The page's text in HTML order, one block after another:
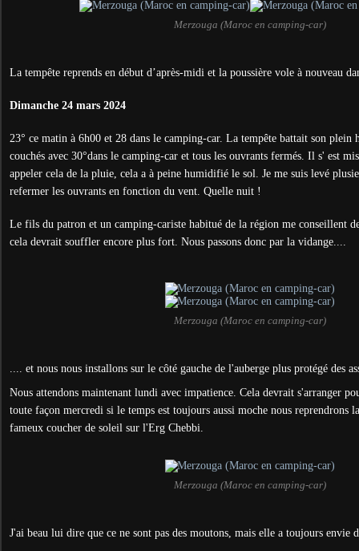
Merzouga (Maroc en camping-car)
La tempête reprends en début d’après-midi et la poussière vole à nouveau
Dimanche 24 mars 2024
23° ce matin à 6h00 et 28 dans le camping-car. La tempête battait son plein
couchés avec 30°dans le camping-car et tous les ouvrants fermés. Il s' est
appeler cela de la pluie, cela a à peine humidifié le sol. Je me suis levé
refermer les ouvrants en fonction du vent. Quelle nuit !
Le fils du patron et un camping-cariste habitué de la région me conseillent
cela devrait souffler encore plus fort. Nous passons donc par la vidange....
Merzouga (Maroc en camping-car)
.... et nous nous installons sur le côté gauche de l'auberge plus protégé des
Nous attendons maintenant lundi avec impatience. Cela devrait s'arranger
toute façon mercredi si le temps est toujours aussi moche nous reprendrons
fameux coucher de soleil sur l'Erg Chebbi.
Merzouga (Maroc en camping-car)
J'ai beau lui dire que ce ne sont pas des moutons, mais elle a toujours envie